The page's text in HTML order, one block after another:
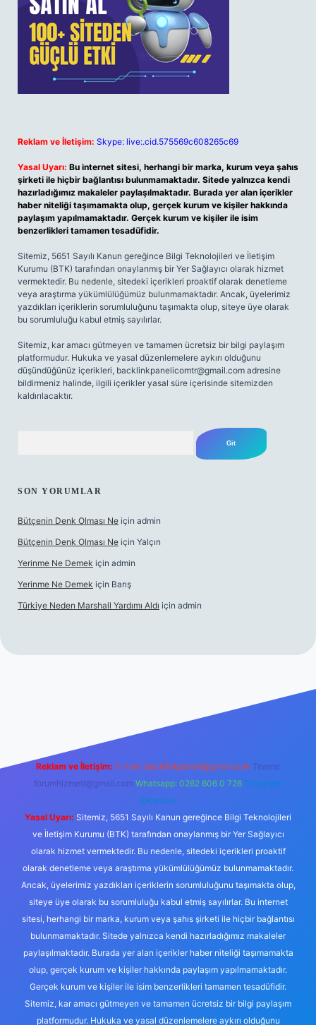
Reklam ve İletişim: Skype: live:.cid.575569c608265c69
Yasal Uyarı: Bu internet sitesi, herhangi bir marka, kurum veya şahıs
şirketi ile hiçbir bağlantısı bulunmamaktadır. Sitede yalnızca kendi
hazırladığımız makaleler paylaşılmaktadır. Burada yer alan içerikler
haber niteliği taşımamakta olup, gerçek kurum ve kişiler hakkında
paylaşım yapılmamaktadır. Gerçek kurum ve kişiler ile isim
benzerlikleri tamamen tesadüfidir.
Sitemiz, 5651 Sayılı Kanun gereğince Bilgi Teknolojileri ve İletişim
Kurumu (BTK) tarafından onaylanmış bir Yer Sağlayıcı olarak hizmet
vermektedir. Bu nedenle, sitedeki içerikleri proaktif olarak denetleme
veya araştırma yükümlülüğümüz bulunmamaktadır. Ancak, üyelerimiz
yazdıkları içeriklerin sorumluluğunu taşımakta olup, siteye üye olarak
bu sorumluluğu kabul etmiş sayılırlar.
Sitemiz, kar amacı gütmeyen ve tamamen ücretsiz bir bilgi paylaşım
platformudur. Hukuka ve yasal düzenlemelere aykırı olduğunu
düşündüğünüz içerikleri, backlinkpanelicomtr@gmail.com adresine
bildirmeniz halinde, ilgili içerikler yasal süre içerisinde sitemizden
kaldırılacaktır.
SON YORUMLAR
Bütçenin Denk Olması Ne için admin
Bütçenin Denk Olması Ne için Yalçın
Yerinme Ne Demek için admin
Yerinme Ne Demek için Barış
Türkiye Neden Marshall Yardımı Aldı için admin
Reklam ve İletişim: E-mail: backlinkpaneli@gmail.com Teams:
forumhizmeti@gmail.com Whatsapp: 0262 606 0 726 Telegram:
@karabul
Yasal Uyarı: Sitemiz, 5651 Sayılı Kanun gereğince Bilgi Teknolojileri
ve İletişim Kurumu (BTK) tarafından onaylanmış bir Yer Sağlayıcı
olarak hizmet vermektedir. Bu nedenle, sitedeki içerikleri proaktif
olarak denetleme veya araştırma yükümlülüğümüz bulunmamaktadır.
Ancak, üyelerimiz yazdıkları içeriklerin sorumluluğunu taşımakta olup,
siteye üye olarak bu sorumluluğu kabul etmiş sayılırlar. Bu internet
sitesi, herhangi bir marka, kurum veya şahıs şirketi ile hiçbir bağlantısı
bulunmamaktadır. Sitede yalnızca kendi hazırladığımız makaleler
paylaşılmaktadır. Burada yer alan içerikler haber niteliği taşımamakta
olup, gerçek kurum ve kişiler hakkında paylaşım yapılmamaktadır.
Gerçek kurum ve kişiler ile isim benzerlikleri tamamen tesadüfidir.
Sitemiz, kar amacı gütmeyen ve tamamen ücretsiz bir bilgi paylaşım
platformudur. Hukuka ve yasal düzenlemelere aykırı olduğunu